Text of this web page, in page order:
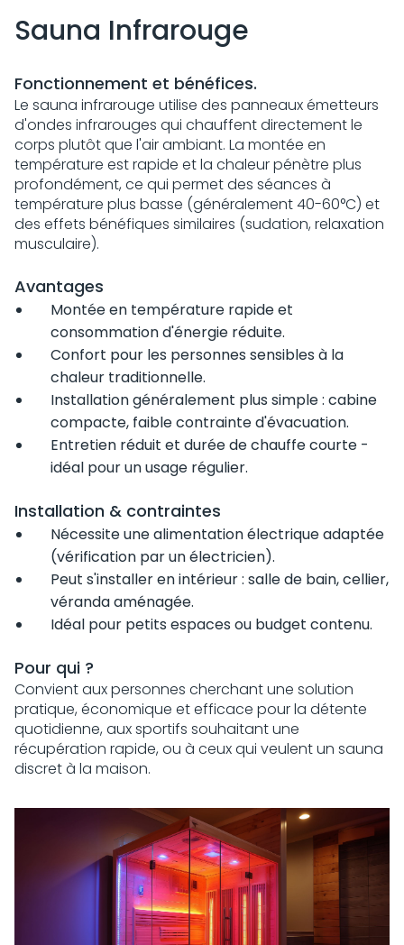
Sauna Infrarouge
Fonctionnement et bénéfices.
Le sauna infrarouge utilise des panneaux émetteurs
d'ondes infrarouges qui chauffent directement le
corps plutôt que l'air ambiant. La montée en
température est rapide et la chaleur pénètre plus
profondément, ce qui permet des séances à
température plus basse (généralement 40-60°C) et
des effets bénéfiques similaires (sudation, relaxation
musculaire).
Avantages
Montée en température rapide et
consommation d'énergie réduite.
Confort pour les personnes sensibles à la
chaleur traditionnelle.
Installation généralement plus simple : cabine
compacte, faible contrainte d'évacuation.
Entretien réduit et durée de chauffe courte -
idéal pour un usage régulier.
Installation & contraintes
Nécessite une alimentation électrique adaptée
(vérification par un électricien).
Peut s'installer en intérieur : salle de bain, cellier,
véranda aménagée.
Idéal pour petits espaces ou budget contenu.
Pour qui ?
Convient aux personnes cherchant une solution
pratique, économique et efficace pour la détente
quotidienne, aux sportifs souhaitant une
récupération rapide, ou à ceux qui veulent un sauna
discret à la maison.